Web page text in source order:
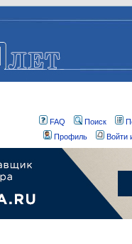
FAQ Поиск
Профиль
Войти